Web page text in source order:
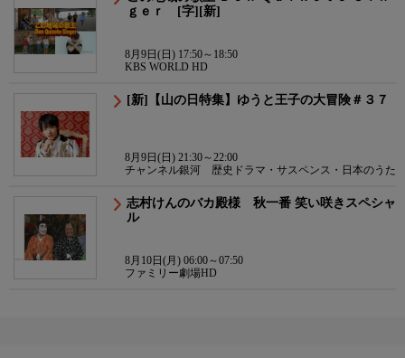
ｇｅｒ [字][新]
8月9日(日) 17:50～18:50
KBS WORLD HD
[新]【山の日特集】ゆうと王子の大冒険＃３７
8月9日(日) 21:30～22:00
チャンネル銀河 歴史ドラマ・サスペンス・日本のうた
志村けんのバカ殿様 秋一番 笑い咲きスペシャ
ル
8月10日(月) 06:00～07:50
ファミリー劇場HD